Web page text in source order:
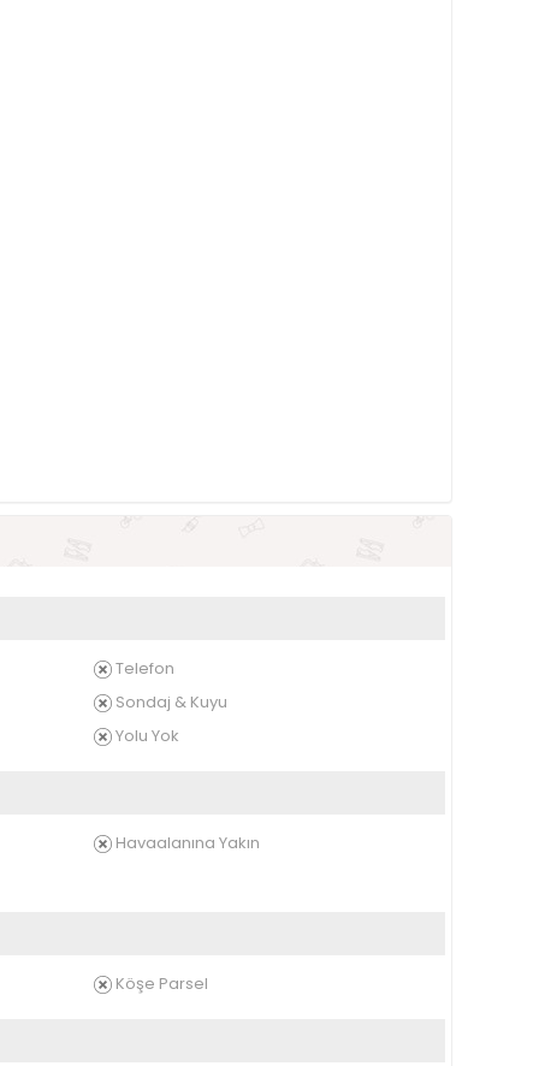
Telefon
Sondaj & Kuyu
Yolu Yok
Havaalanına Yakın
Köşe Parsel